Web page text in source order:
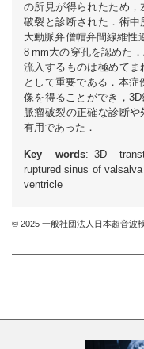
の所見が得られたため
破裂と診断された．術中
大動脈弁僧帽弁間線維性
8 mm大の穿孔を認めた
流入するものは極めてま
として重要である．本
像を得ることができ，
脈瘤破裂の正確な診断
有用であった．
Key words: 3D
ruptured sinus of
ventricle
© 2025 一般社団法人日本超音波